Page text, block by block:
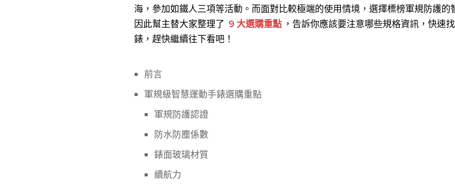
海，參加如鐵人三項等活動。而面對比較極端的使用情境，選擇標榜軍規防護的
因此幫主替大家整理了 9 大選購重點 ，告訴你應該要注意哪些規格資訊，快速
錶，趕快繼續往下看吧！
前言
軍規級智慧運動手錶選購重點
軍規防護認證
防水防塵係數
錶面玻璃材質
續航力